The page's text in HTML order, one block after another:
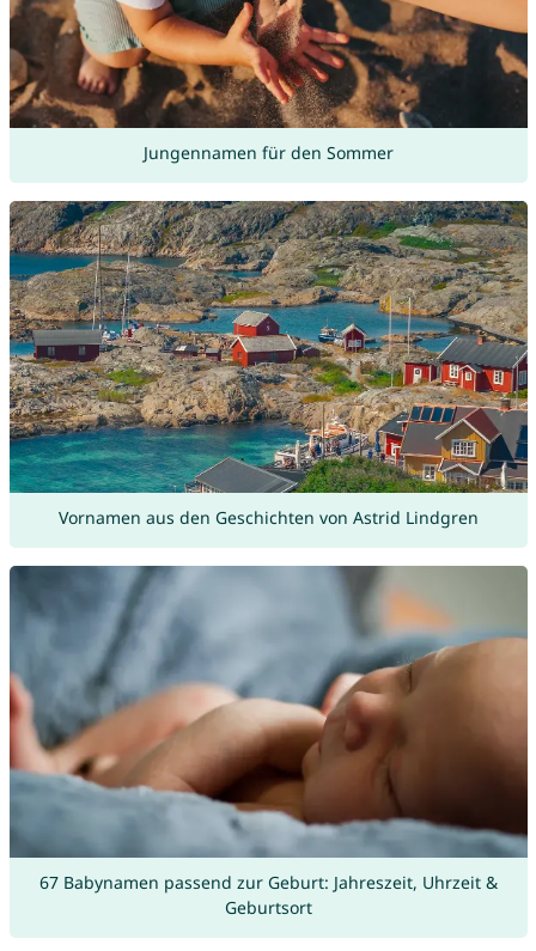
Jungennamen für den Sommer
Vornamen aus den Geschichten von Astrid Lindgren
67 Babynamen passend zur Geburt: Jahreszeit, Uhrzeit &
Geburtsort